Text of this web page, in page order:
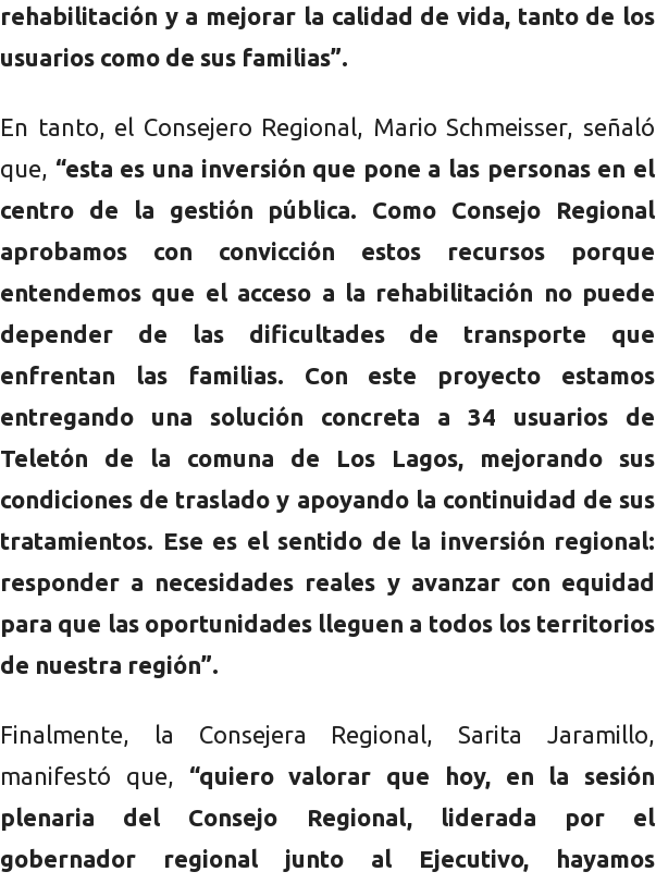
rehabilitación y a mejorar la calidad de vida, tanto de los
usuarios como de sus familias”.
En tanto, el Consejero Regional, Mario Schmeisser, señaló
que, “esta es una inversión que pone a las personas en el
centro de la gestión pública. Como Consejo Regional
aprobamos con convicción estos recursos porque
entendemos que el acceso a la rehabilitación no puede
depender de las dificultades de transporte que
enfrentan las familias. Con este proyecto estamos
entregando una solución concreta a 34 usuarios de
Teletón de la comuna de Los Lagos, mejorando sus
condiciones de traslado y apoyando la continuidad de sus
tratamientos. Ese es el sentido de la inversión regional:
responder a necesidades reales y avanzar con equidad
para que las oportunidades lleguen a todos los territorios
de nuestra región”.
Finalmente, la Consejera Regional, Sarita Jaramillo,
manifestó que, “quiero valorar que hoy, en la sesión
plenaria del Consejo Regional, liderada por el
gobernador regional junto al Ejecutivo, hayamos